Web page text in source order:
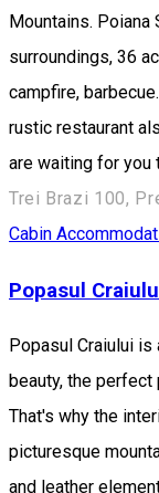
Mountains. Poiana
surroundings, 36
campfire,
rustic restaurant
are waiting for you
Trei Brazi 100,
Cabin
Popasul
Popasul Craiului
beauty, the
That's why the
picturesque
and leather